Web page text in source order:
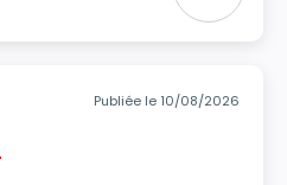
Publiée le 10/08/2026